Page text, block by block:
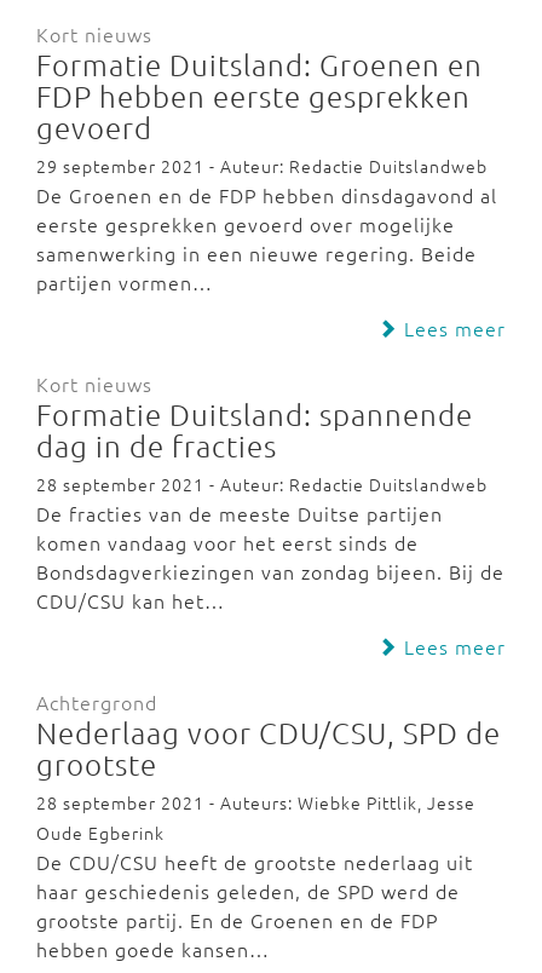
Kort nieuws
Formatie Duitsland: Groenen en
FDP hebben eerste gesprekken
gevoerd
29 september 2021 - Auteur: Redactie Duitslandweb
De Groenen en de FDP hebben dinsdagavond al
eerste gesprekken gevoerd over mogelijke
samenwerking in een nieuwe regering. Beide
partijen vormen…
Lees meer
Kort nieuws
Formatie Duitsland: spannende
dag in de fracties
28 september 2021 - Auteur: Redactie Duitslandweb
De fracties van de meeste Duitse partijen
komen vandaag voor het eerst sinds de
Bondsdagverkiezingen van zondag bijeen. Bij de
CDU/CSU kan het…
Lees meer
Achtergrond
Nederlaag voor CDU/CSU, SPD de
grootste
28 september 2021 - Auteurs: Wiebke Pittlik, Jesse
Oude Egberink
De CDU/CSU heeft de grootste nederlaag uit
haar geschiedenis geleden, de SPD werd de
grootste partij. En de Groenen en de FDP
hebben goede kansen…